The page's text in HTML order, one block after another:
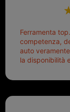
Ferramenta
competenza,
auto
la disponibilità